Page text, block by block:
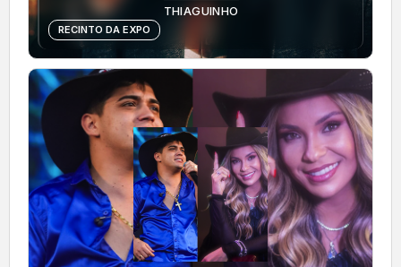
THIAGUINHO
RECINTO DA EXPO